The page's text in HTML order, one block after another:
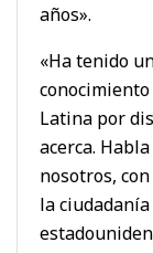
años».
«Ha tenido
Latina por
acerca.
nosotros,
la